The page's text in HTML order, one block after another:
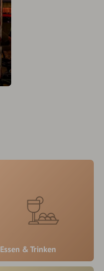
Essen & Trinken